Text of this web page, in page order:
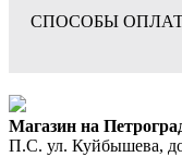
СПОСОБЫ
Магазин на
П.С. ул. Куйбышева,